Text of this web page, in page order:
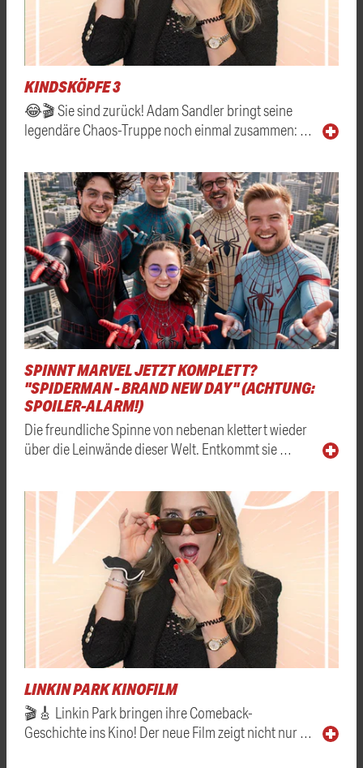
KINDSKÖPFE 3
😂🎬 Sie sind zurück! Adam Sandler bringt seine
legendäre Chaos-Truppe noch einmal zusammen: …
SPINNT MARVEL JETZT KOMPLETT?
"SPIDERMAN - BRAND NEW DAY" (ACHTUNG:
SPOILER-ALARM!)
Die freundliche Spinne von nebenan klettert wieder
über die Leinwände dieser Welt. Entkommt sie …
LINKIN PARK KINOFILM
🎬🎸 Linkin Park bringen ihre Comeback-
Geschichte ins Kino! Der neue Film zeigt nicht nur …